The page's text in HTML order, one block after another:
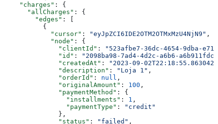
    "charges"
: {
      "allCharges"
: {
        "edges"
: [
          {
            "cursor"
: "eyJpZCI6IDE2OTM2OTMxMzU4NjN9" ,
            "node"
: {
              "clientId"
:
"523afbe7-36dc-4654-9dba-
              "id"
:
"2098ba98-7ad4-4d2c-a6b6-
              "createdAt"
:
"2023-09-02T22:18:55.863042"
              "description"
: "Loja 1" ,
              "orderId"
: null ,
              "originalAmount"
: 100 ,
              "paymentMethod"
: {
                "installments"
: 1 ,
                "paymentType"
:
"credit"
              },
              "status"
: "failed" ,